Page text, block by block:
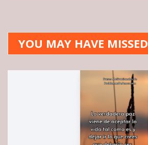
YOU MAY HAVE MISSED